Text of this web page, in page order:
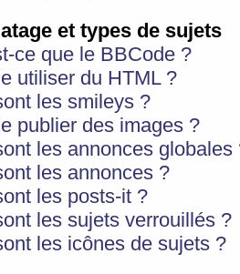
et types de sujets
ce que le BBCode ?
utiliser du HTML ?
les smileys ?
publier des images ?
les annonces globales
les annonces ?
les posts-it ?
les sujets verrouillés ?
les icônes de sujets ?